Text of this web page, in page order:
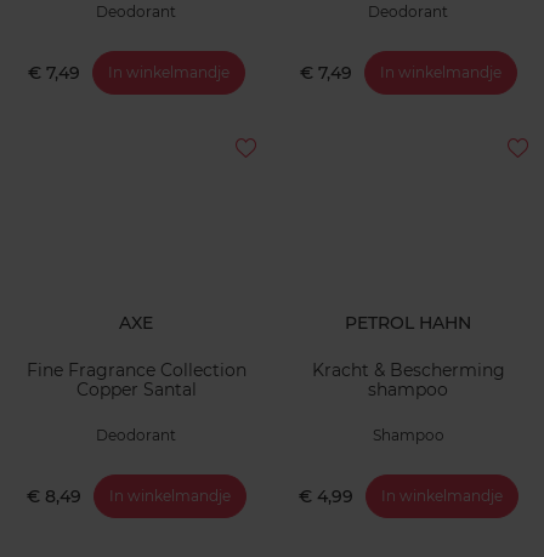
Deodorant
€ 7,49 In winkelmandje
Deodorant
€ 7,49 In winkelmandje
AXE
Fine Fragrance Collection
Copper Santal
Deodorant
€ 8,49 In winkelmandje
PETROL HAHN
Kracht & Bescherming
shampoo
Shampoo
€ 4,99 In winkelmandje